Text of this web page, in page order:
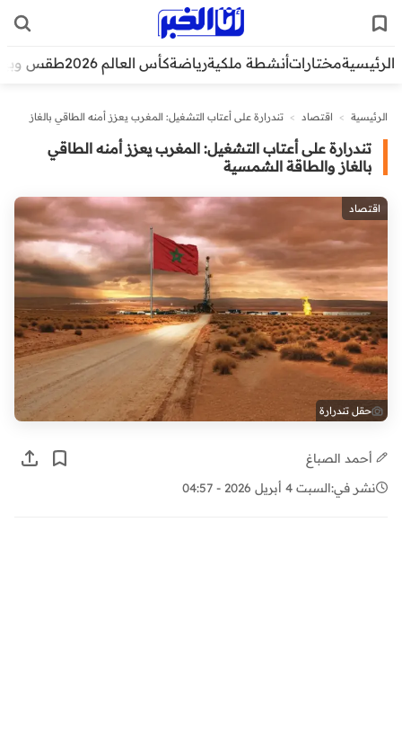
الرئيسيةمختاراتأنشطة ملكيةرياضةكأس العالم 2026 طقس
الرئيسية > اقتصاد > تندرارة على أعتاب التشغيل: المغرب يعزز أمنه الطاقي بالغاز
تندرارة على أعتاب التشغيل: المغرب يعزز أمنه الطاقي
بالغاز والطاقة الشمسية
اقتصاد
حقل تندرارة
أحمد الصباغ
نشر في:السبت 4 أبريل 2026 - 04:57